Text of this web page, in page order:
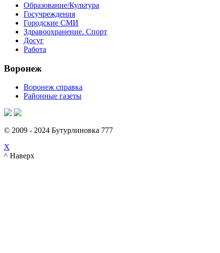
Образование/Культура
Госучреждения
Городские СМИ
Здравоохранение. Спорт
Досуг
Работа
Воронеж
Воронеж справка
Районные газеты
© 2009 - 2024 Бутурлиновка 777
X
^ Наверх